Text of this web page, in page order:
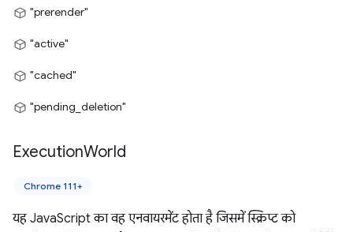
"prerender"
"active"
"cached"
"pending_deletion"
ExecutionWorld
Chrome 111+
यह JavaScript का वह एनवायरमेंट होता है जिसमें स्क्रिप्ट को